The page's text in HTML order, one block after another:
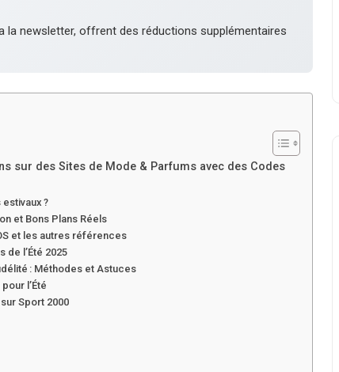
la newsletter, offrent des réductions supplémentaires
sur des Sites de Mode & Parfums avec des Codes
?
et Bons Plans Réels
et les autres références
de l’Été 2025
: Méthodes et Astuces
l’Été
Sport 2000